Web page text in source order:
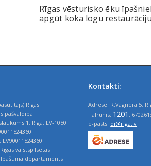
Rīgas vēsturisko ēku
apgūt koka logu restaurāciju
Rīgas
pašvaldība
1, Rīga, LV-1050
valstspilsētas
Īpašuma departaments
Kontakti:
Adrese: R.Vāgnera 5,
Tālrunis: 1201,
e-pasts: di@riga.lv